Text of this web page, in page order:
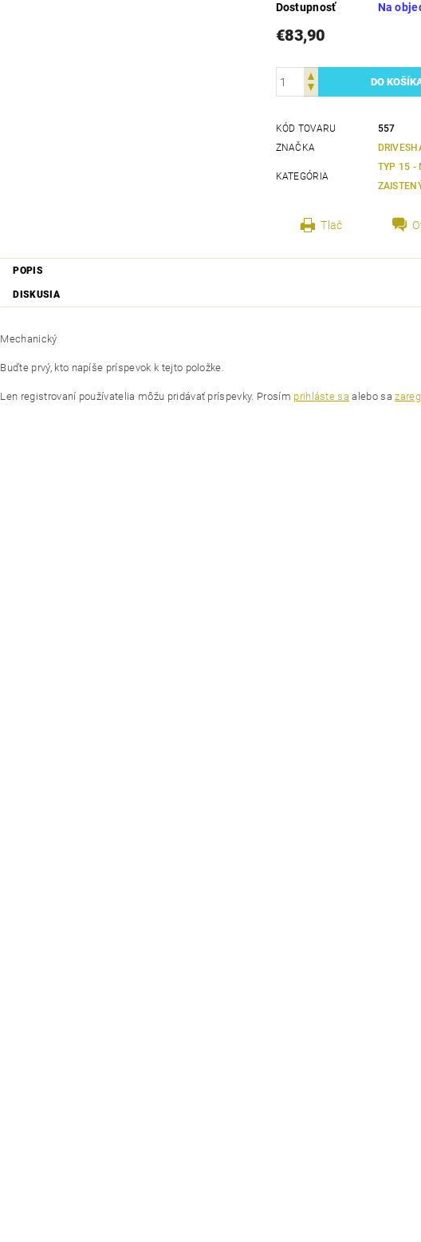
Dostupnosť Na
€83,90
KÓD TOVARU
557
ZNAČKA
KATEGÓRIA
TYP 15 -
Tlač
POPIS
DISKUSIA
Mechanický
Buďte prvý, kto napíše príspevok k tejto položke.
Len registrovaní používatelia môžu pridávať príspevky. Prosím prihláste sa alebo sa